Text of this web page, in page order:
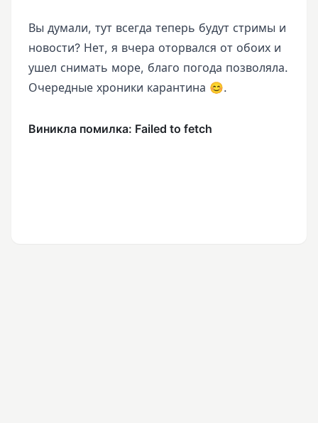
Вы думали, тут всегда теперь будут стримы и
новости? Нет, я вчера оторвался от обоих и
ушел снимать море, благо погода позволяла.
Очередные хроники карантина 😊.